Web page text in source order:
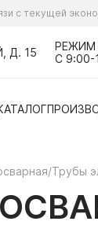
с текущей
Д. 15
РЕЖИМ
С 9:00-
/Трубы